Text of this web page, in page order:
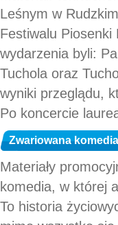
Leśnym w
Festiwalu Piosenki
wydarzenia byli:
Tuchola oraz
wyniki przeglądu,
Po koncercie
Zwariowana
Materiały
komedia, w której
To historia